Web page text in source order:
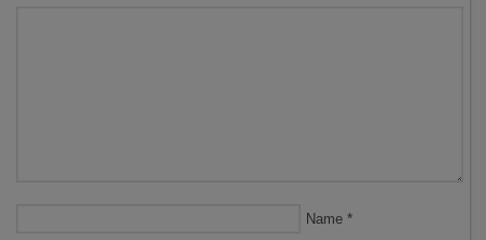
Name *